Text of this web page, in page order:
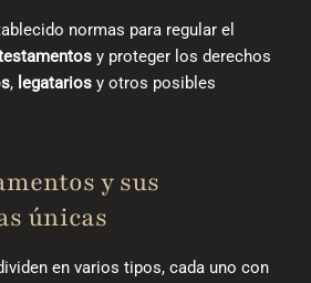
normas para regular el
y proteger los derechos
, legatarios y otros posibles
y sus
únicas
en varios tipos, cada uno con